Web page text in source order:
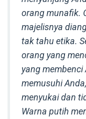
orang munafik.
majelisnya
tak tahu etika.
orang yang
yang
memusuhi
menyukai dan
Warna putih